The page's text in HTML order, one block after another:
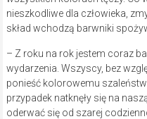
nieszkodliwe dla człowieka,
skład wchodzą barwniki
– Z roku na rok jestem coraz
wydarzenia. Wszyscy, bez
ponieść kolorowemu
przypadek natknęły się na
oderwać się od szarej